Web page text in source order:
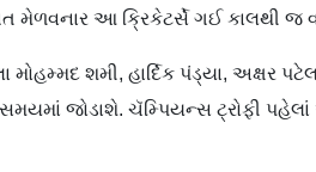
મેળવનાર આ ક્રિકેટર્સે ગઈ કાલથી જ
મોહમ્મદ શમી, હાર્દિક પંડ્યા, અક્ષર
જોડાશે. ચૅમ્પિયન્સ ટ્રોફી